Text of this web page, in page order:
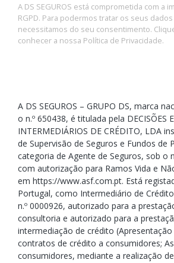
A DS SEGUROS está comprometida com a
RGPD. Para podermos tratar os seus dados
necessitamos do seu consentimento.
conhecer a nossa Política de Privacidade.
A DS SEGUROS – GRUPO DS, marca
o n.º 650438, é titulada pela DECISÕES
INTERMEDIÁRIOS DE CRÉDITO, LDA
de Supervisão de Seguros e Fundos de
categoria de Agente de Seguros, sob o
com autorização para Ramos Vida e
em https://www.asf.com.pt. Está
Portugal, como Intermediário de
n.º 0000926, autorizado para a
consultoria e autorizado para a
intermediação de crédito
contratos de crédito a consumidores;
consumidores, mediante a realização